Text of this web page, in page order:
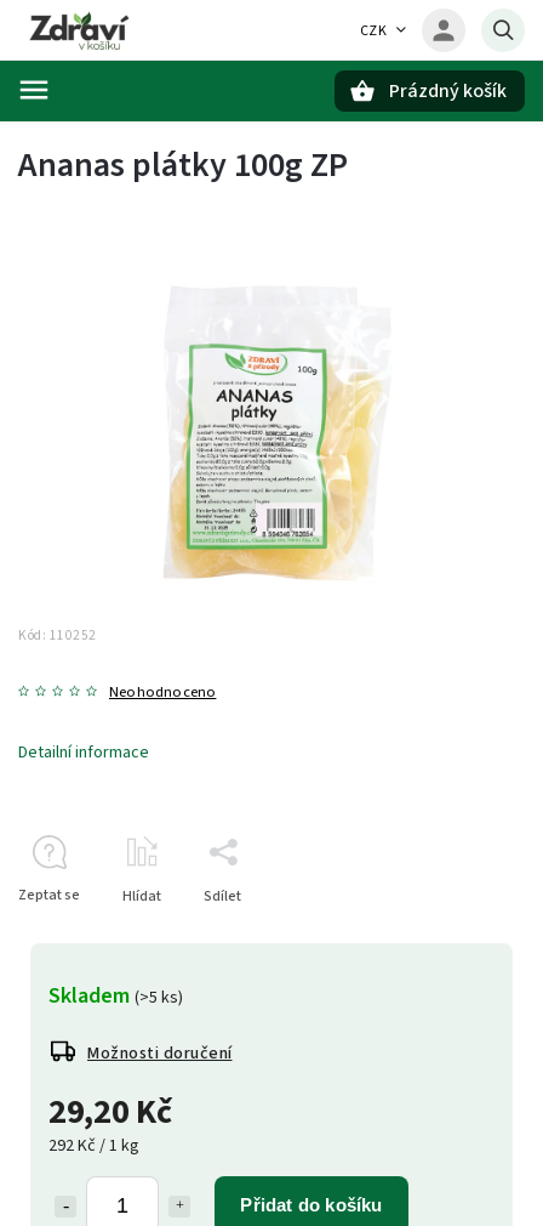
CZK
Prázdný košík
Ananas plátky 100g ZP
Kód: 110252
Neohodnoceno
29,20 Kč
292 Kč / 1 kg
Přidat do košíku
Skladem (>5 ks)
Možnosti doručení
Detailní informace
Zeptat se Hlídat Sdílet